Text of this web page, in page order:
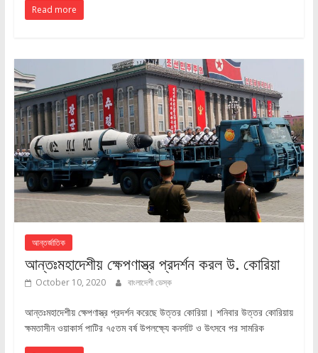
Read more
আন্তর্জাতিক
আন্তঃমহাদেশীয় ক্ষেপণাস্ত্র প্রদর্শন করল উ. কোরিয়া
October 10, 2020 বাংলাদেশী ডেস্ক
আন্তঃমহাদেশীয় ক্ষেপণাস্ত্র প্রদর্শন করেছে উত্তর কোরিয়া। শনিবার উত্তর কোরিয়ায়
ক্ষমতাসীন ওয়াকার্স পাটির ৭৫তম বর্ষ উপলক্ষ্যে কনর্সাট ও উৎসবে পর সামরিক